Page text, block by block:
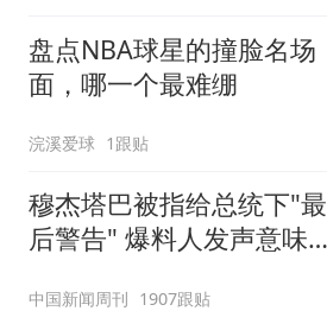
盘点NBA球星的撞脸名场
面，哪一个最难绷
浣溪爱球 1跟贴
穆杰塔巴被指给总统下"最
后警告" 爆料人发声意味
中国新闻周刊 1907跟贴